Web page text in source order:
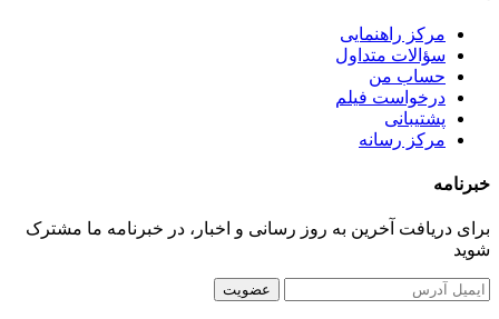
مرکز راهنمایی
سؤالات متداول
حساب من
درخواست فیلم
پشتیبانی
مرکز رسانه
خبرنامه
برای دریافت آخرین به روز رسانی و اخبار، در خبرنامه ما مشترک
شوید
عضویت